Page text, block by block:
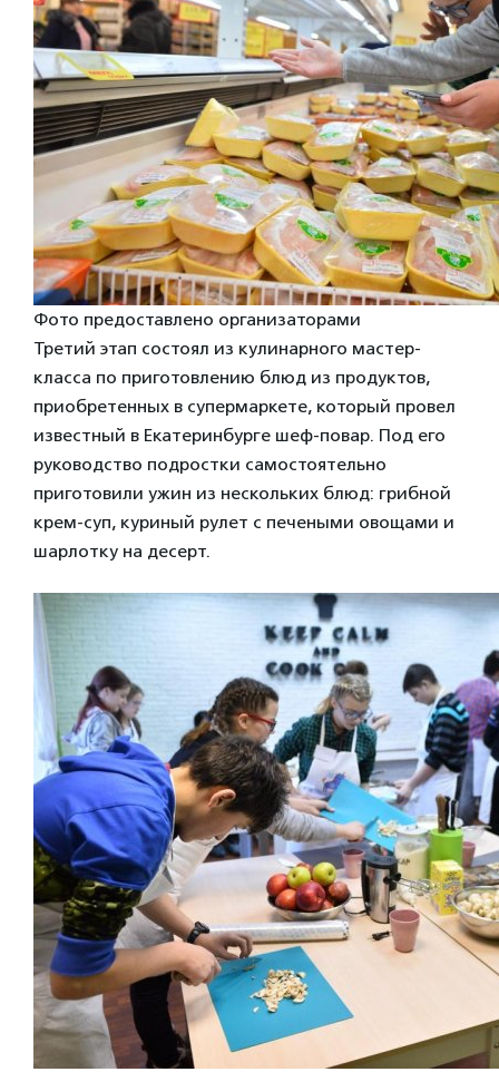
Фото предоставлено организаторами
Третий этап состоял из кулинарного мастер-
класса по приготовлению блюд из продуктов,
приобретенных в супермаркете, который провел
известный в Екатеринбурге шеф-повар. Под его
руководство подростки самостоятельно
приготовили ужин из нескольких блюд: грибной
крем-суп, куриный рулет с печеными овощами и
шарлотку на десерт.